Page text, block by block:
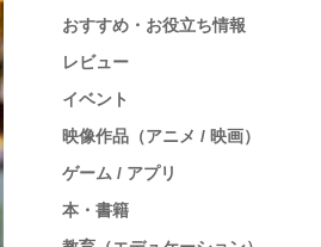
おすすめ・お役立ち情報
レビュー
イベント
映像作品（アニメ / 映画）
ゲーム / アプリ
本・書籍